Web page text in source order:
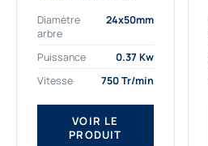
aux applications
sévères. Nous
déterminons,
fournissons
des moteurs
asynchrones depuis de
nombreuses années....
Diamètre
arbre
24x50mm
Puissance
0.37 Kw
Vitesse
750 Tr/min
VOIR LE
PRODUIT